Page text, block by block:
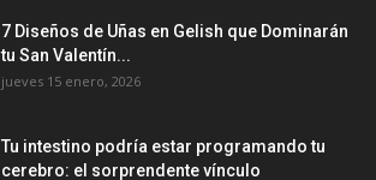
7 Diseños de Uñas en Gelish que Dominarán
tu San Valentín...
jueves 15 enero, 2026
Tu intestino podría estar programando tu
cerebro: el sorprendente vínculo